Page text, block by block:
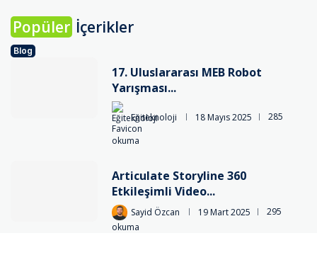
Popüler İçerikler
Blog
17. Uluslararası MEB Robot
Yarışması...
Eğiteknoloji 18 Mayıs 2025
285
okuma
Articulate Storyline 360
Etkileşimli Video...
Sayid Özcan 19 Mart 2025
295
okuma